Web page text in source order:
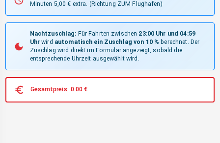
Minuten 5,00 € extra. (Richtung ZUM Flughafen)
Nachtzuschlag: Für Fahrten zwischen 23:00 Uhr und 04:59
Uhr wird automatisch ein Zuschlag von 10 % berechnet. Der
Zuschlag wird direkt im Formular angezeigt, sobald die
entsprechende Uhrzeit ausgewählt wird.
Gesamtpreis: 0.00 €